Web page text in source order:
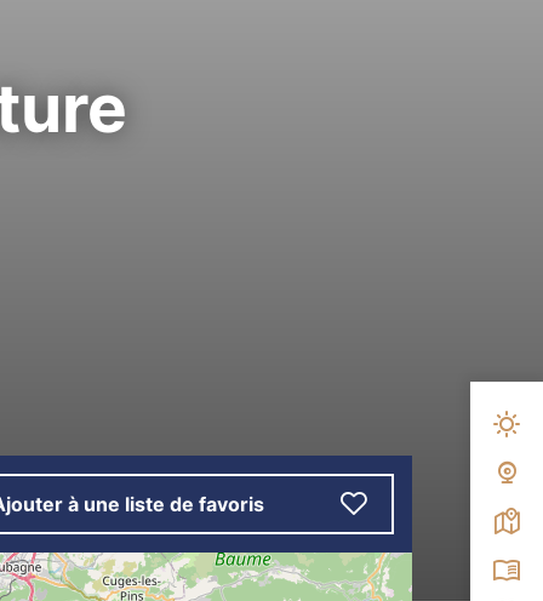
à une liste de favoris